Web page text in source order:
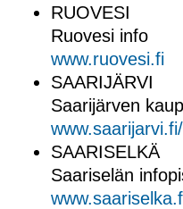
RUOVESI
Ruovesi info
www.ruovesi.fi
SAARIJÄRVI
Saarijärven
www.saarijarvi.fi/
SAARISELKÄ
Saariselän